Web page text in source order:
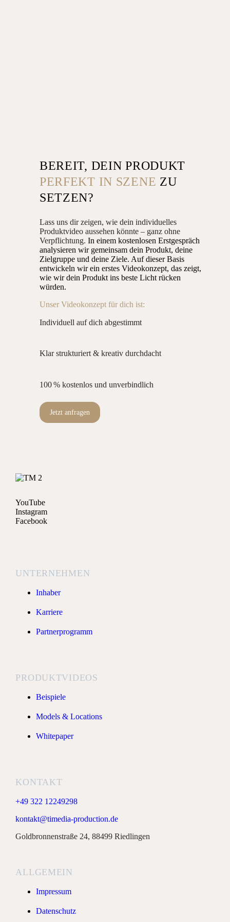
BEREIT, DEIN PRODUKT
PERFEKT IN SZENE ZU
SETZEN?
Lass uns dir zeigen, wie dein individuelles
Produktvideo aussehen könnte – ganz ohne
Verpflichtung. In einem kostenlosen Erstgespräch
analysieren wir gemeinsam dein Produkt, deine
Zielgruppe und deine Ziele. Auf dieser Basis
entwickeln wir ein erstes Videokonzept, das zeigt,
wie wir dein Produkt ins beste Licht rücken
würden.
Unser Videokonzept für dich ist:
Individuell auf dich abgestimmt
Klar strukturiert & kreativ durchdacht
100 % kostenlos und unverbindlich
Jetzt anfragen
YouTube
Instagram
Facebook
UNTERNEHMEN
Inhaber
Karriere
Partnerprogramm
PRODUKTVIDEOS
Beispiele
Models & Locations
Whitepaper
KONTAKT
+49 322 12249298
kontakt@timedia-production.de
Goldbronnenstraße 24, 88499 Riedlingen
ALLGEMEIN
Impressum
Datenschutz